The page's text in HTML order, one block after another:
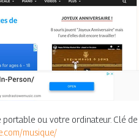
ou votre ordinateur. Clé de
musique/